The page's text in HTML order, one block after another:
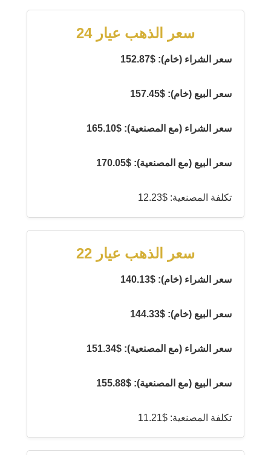
سعر الذهب عيار 24
سعر الشراء (خام): $152.87
سعر البيع (خام): $157.45
سعر الشراء (مع المصنعية): $165.10
سعر البيع (مع المصنعية): $170.05
تكلفة المصنعية: $12.23
سعر الذهب عيار 22
سعر الشراء (خام): $140.13
سعر البيع (خام): $144.33
سعر الشراء (مع المصنعية): $151.34
سعر البيع (مع المصنعية): $155.88
تكلفة المصنعية: $11.21